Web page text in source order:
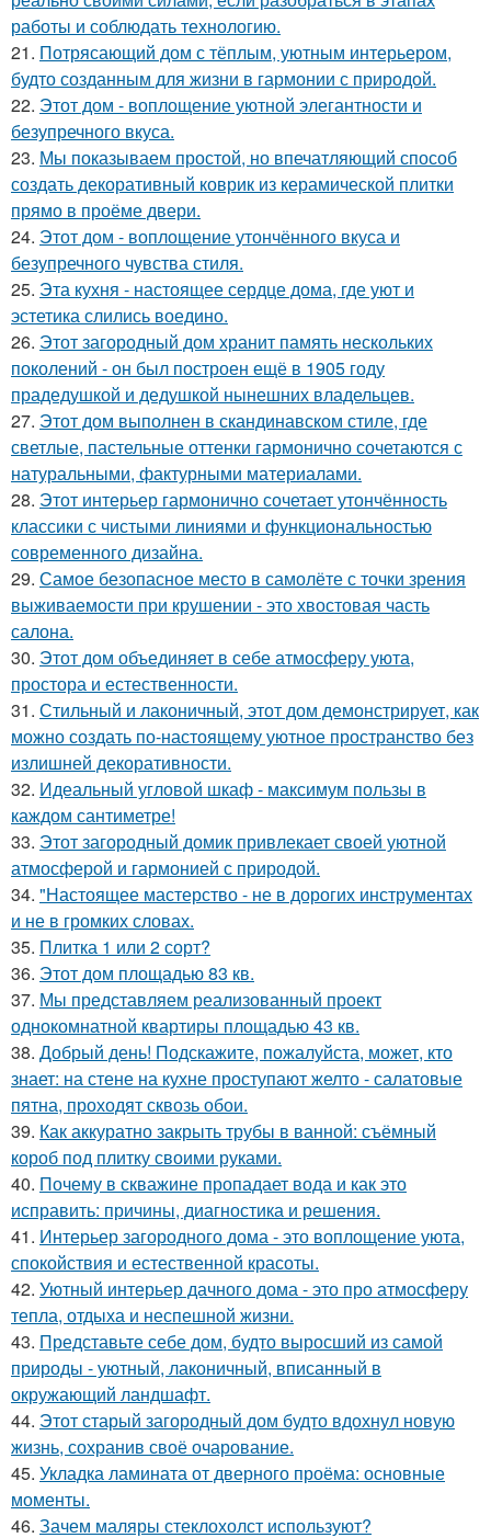
работы и соблюдать технологию.
21. Потрясающий дом с тёплым, уютным интерьером,
будто созданным для жизни в гармонии с природой.
22. Этот дом - воплощение уютной элегантности и
безупречного вкуса.
23. Мы показываем простой, но впечатляющий способ
создать декоративный коврик из керамической плитки
прямо в проёме двери.
24. Этот дом - воплощение утончённого вкуса и
безупречного чувства стиля.
25. Эта кухня - настоящее сердце дома, где уют и
эстетика слились воедино.
26. Этот загородный дом хранит память нескольких
поколений - он был построен ещё в 1905 году
прадедушкой и дедушкой нынешних владельцев.
27. Этот дом выполнен в скандинавском стиле, где
светлые, пастельные оттенки гармонично сочетаются с
натуральными, фактурными материалами.
28. Этот интерьер гармонично сочетает утончённость
классики с чистыми линиями и функциональностью
современного дизайна.
29. Самое безопасное место в самолёте с точки зрения
выживаемости при крушении - это хвостовая часть
салона.
30. Этот дом объединяет в себе атмосферу уюта,
простора и естественности.
31. Стильный и лаконичный, этот дом демонстрирует, как
можно создать по-настоящему уютное пространство без
излишней декоративности.
32. Идеальный угловой шкаф - максимум пользы в
каждом сантиметре!
33. Этот загородный домик привлекает своей уютной
атмосферой и гармонией с природой.
34. "Настоящее мастерство - не в дорогих инструментах
и не в громких словах.
35. Плитка 1 или 2 сорт?
36. Этот дом площадью 83 кв.
37. Мы представляем реализованный проект
однокомнатной квартиры площадью 43 кв.
38. Добрый день! Подскажите, пожалуйста, может, кто
знает: на стене на кухне проступают желто - салатовые
пятна, проходят сквозь обои.
39. Как аккуратно закрыть трубы в ванной: съёмный
короб под плитку своими руками.
40. Почему в скважине пропадает вода и как это
исправить: причины, диагностика и решения.
41. Интерьер загородного дома - это воплощение уюта,
спокойствия и естественной красоты.
42. Уютный интерьер дачного дома - это про атмосферу
тепла, отдыха и неспешной жизни.
43. Представьте себе дом, будто выросший из самой
природы - уютный, лаконичный, вписанный в
окружающий ландшафт.
44. Этот старый загородный дом будто вдохнул новую
жизнь, сохранив своё очарование.
45. Укладка ламината от дверного проёма: основные
моменты.
46. Зачем маляры стеклохолст используют?